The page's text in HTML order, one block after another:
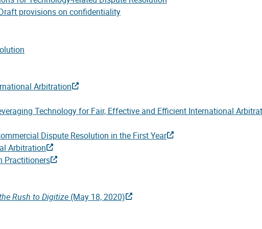
provisions on confidentiality
Arbitration
Technology for Fair, Effective and Efficient International
Dispute Resolution in the First Year
Arbitration
Practitioners
Rush to Digitize (May 18, 2020)